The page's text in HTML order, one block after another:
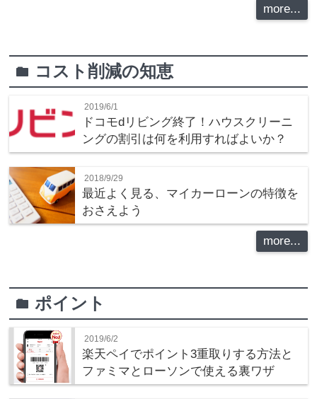
more...
folder コスト削減の知恵
2019/6/1
ドコモdリビング終了！ハウスクリーニ
ングの割引は何を利用すればよいか？
2018/9/29
最近よく見る、マイカーローンの特徴を
おさえよう
more...
folderポイント
2019/6/2
楽天ペイでポイント3重取りする方法と
ファミマとローソンで使える裏ワザ